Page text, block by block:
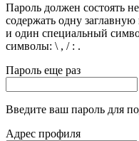
Пароль должен состоять
содержать одну
и один специальный
символы: \ , / : .
Пароль еще раз
Введите ваш пароль для
Адрес профиля